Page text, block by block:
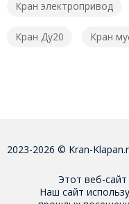
Кран электропривод
Кран Ду20 Кран
2023-2026 © Kran-
Этот веб-
Наш сайт